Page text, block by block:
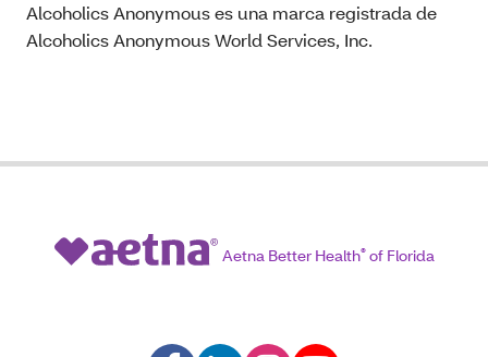
Alcoholics Anonymous es una marca registrada de
Alcoholics Anonymous World Services, Inc.
Aetna Better Health®of Florida